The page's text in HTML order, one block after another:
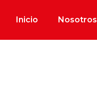
Inicio Nosotros